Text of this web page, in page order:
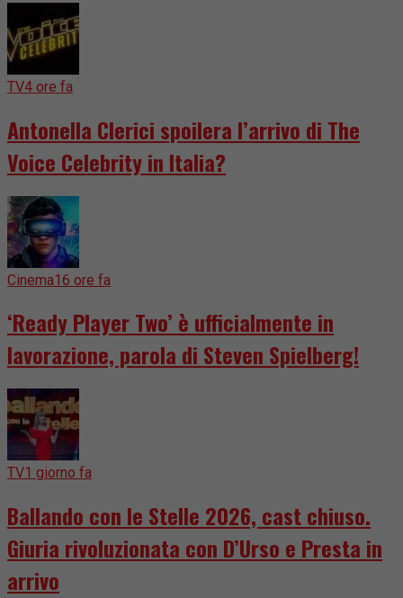
TV4 ore fa
Antonella Clerici spoilera l’arrivo di The
Voice Celebrity in Italia?
Cinema16 ore fa
‘Ready Player Two’ è ufficialmente in
lavorazione, parola di Steven Spielberg!
TV1 giorno fa
Ballando con le Stelle 2026, cast chiuso.
Giuria rivoluzionata con D’Urso e Presta in
arrivo